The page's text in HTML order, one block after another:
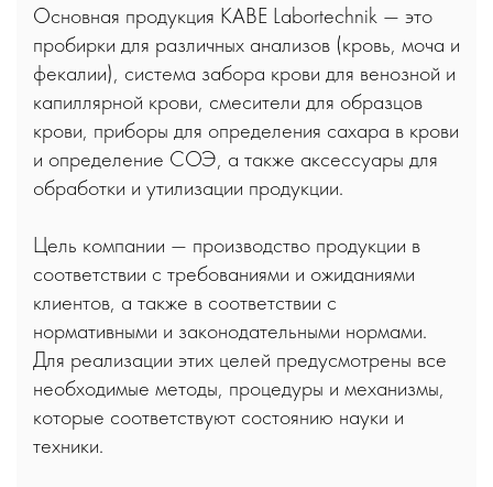
Основная продукция KABE Labortechnik — это
пробирки для различных анализов (кровь, моча и
фекалии), система забора крови для венозной и
капиллярной крови, смесители для образцов
крови, приборы для определения сахара в крови
и определение СОЭ, а также аксессуары для
обработки и утилизации продукции.
Цель компании — производство продукции в
соответствии с требованиями и ожиданиями
клиентов, а также в соответствии с
нормативными и законодательными нормами.
Для реализации этих целей предусмотрены все
необходимые методы, процедуры и механизмы,
которые соответствуют состоянию науки и
техники.